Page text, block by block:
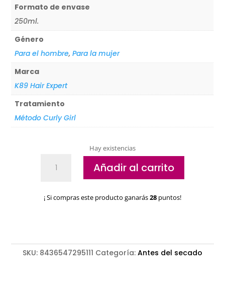
Formato de envase
250ml.
Género
Para el hombre,Para la mujer
Marca
K89 Hair Expert
Tratamiento
Método Curly Girl
Hay existencias
definidora
K89
Añadir al carrito
¡ Si compras este producto ganarás28 puntos!
SKU: 8436547295111 Categoría: Antes del secado